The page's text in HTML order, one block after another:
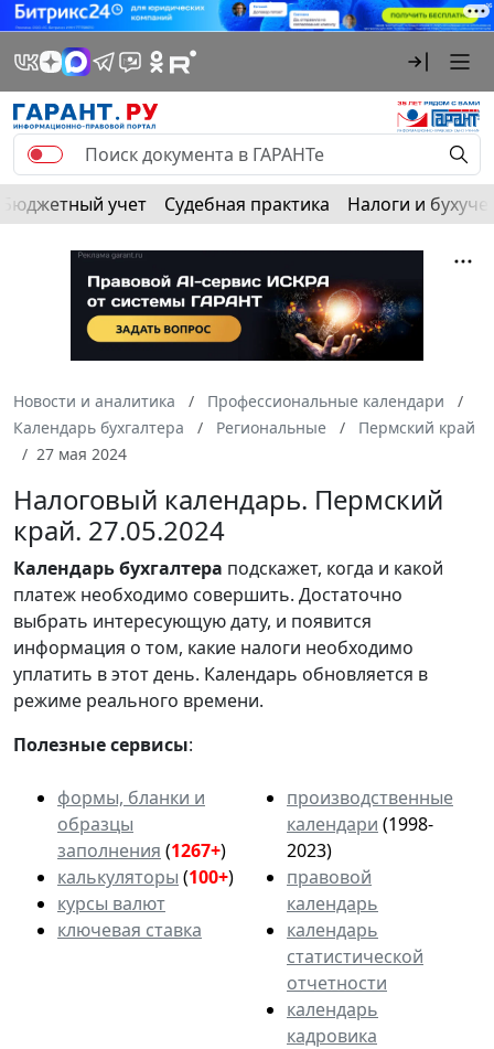
Бюджетный учет Судебная практика Налоги и
Новости и аналитика
Профессиональные календари
Календарь бухгалтера
Региональные
Пермский край
27 мая 2024
Налоговый календарь. Пермский
край. 27.05.2024
Календарьбухгалтера подскажет, когда и какой
платеж необходимо совершить. Достаточно
выбрать интересующую дату, и появится
информация о том, какие налоги необходимо
уплатить в этот день. Календарь обновляется в
режиме реального времени.
Полезные сервисы:
формы, бланки и
образцы
заполнения (1267+)
калькуляторы (100+)
курсы валют
ключевая ставка
производственные
календари (1998-
2023)
правовой
календарь
календарь
статистической
отчетности
календарь
кадровика